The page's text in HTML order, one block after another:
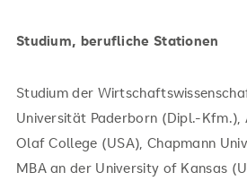
Studium, berufliche Stationen
Studium der
Universität Paderborn (Dipl.-Kfm.),
Olaf College (USA), Chapmann
MBA an der University of Kansas